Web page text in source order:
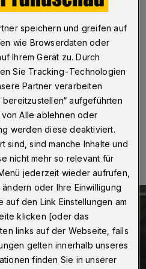
ist mit dem
worden.
Uwe Schneidewind
am Dienstag (11. Juni
Minute Lesezeit
speichern und greifen auf
wie Browserdaten oder
Ihrem Gerät zu. Durch
Sie Tracking-Technologien
Partner verarbeiten
bereitzustellen“ aufgeführten
Alle ablehnen oder
werden diese deaktiviert.
sind, sind manche Inhalte und
nicht mehr so relevant für
jederzeit wieder aufrufen,
oder Ihre Einwilligung
auf den Link Einstellungen am
klicken [oder das
links auf der Webseite, falls
gelten innerhalb unseres
finden Sie in unserer